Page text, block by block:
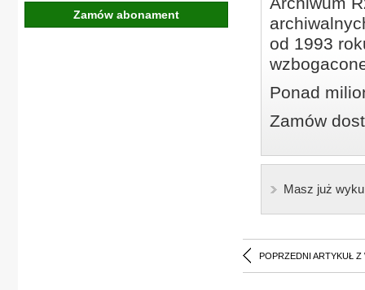
od 1993
Ponad
Zamów
Masz już
POPRZEDNI ARTYKUŁ Z
Zamów abonament